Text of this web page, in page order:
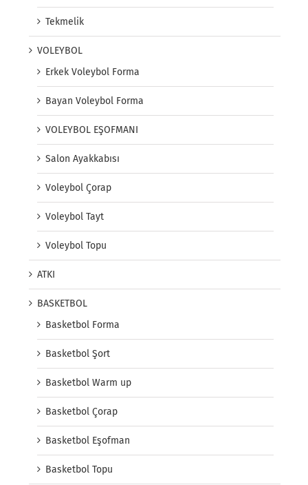
Tekmelik
VOLEYBOL
Erkek Voleybol Forma
Bayan Voleybol Forma
VOLEYBOL EŞOFMANI
Salon Ayakkabısı
Voleybol Çorap
Voleybol Tayt
Voleybol Topu
ATKI
BASKETBOL
Basketbol Forma
Basketbol Şort
Basketbol Warm up
Basketbol Çorap
Basketbol Eşofman
Basketbol Topu